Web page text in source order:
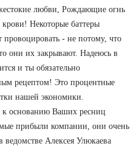
любви, Рождающие огнь
Некоторые баттеры
провоцировать - не потому, что
они их закрывают. Надеюсь в
и ты обязательно
рецептом! Это процентные
нашей экономики.
к основанию Ваших ресниц
прибыли компании, они очень
Алексея Улюкаева